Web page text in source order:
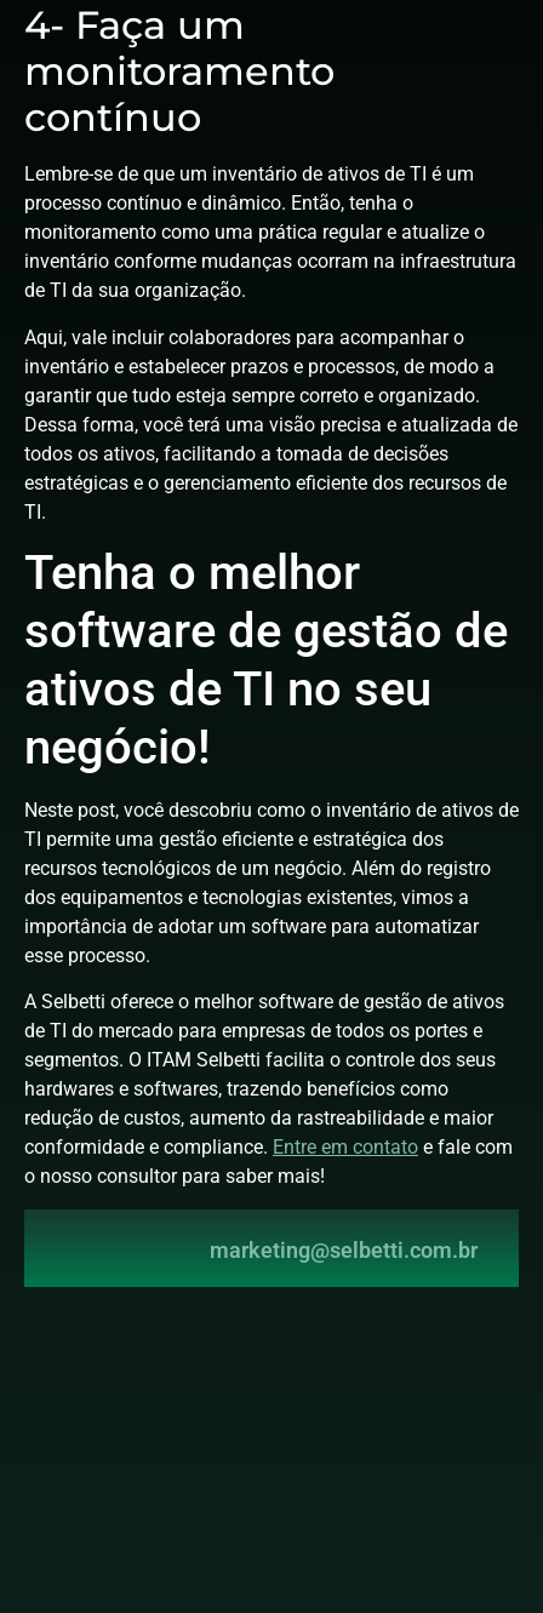
4- Faça um
monitoramento
contínuo
Lembre-se de que um inventário de ativos de TI é um
processo contínuo e dinâmico. Então, tenha o
monitoramento como uma prática regular e atualize o
inventário conforme mudanças ocorram na infraestrutura
de TI da sua organização.
Aqui, vale incluir colaboradores para acompanhar o
inventário e estabelecer prazos e processos, de modo a
garantir que tudo esteja sempre correto e organizado.
Dessa forma, você terá uma visão precisa e atualizada de
todos os ativos, facilitando a tomada de decisões
estratégicas e o gerenciamento eficiente dos recursos de
TI.
Tenha o melhor
software de gestão de
ativos de TI no seu
negócio!
Neste post, você descobriu como o inventário de ativos de
TI permite uma gestão eficiente e estratégica dos
recursos tecnológicos de um negócio. Além do registro
dos equipamentos e tecnologias existentes, vimos a
importância de adotar um software para automatizar
esse processo.
A Selbetti oferece o melhor software de gestão de ativos
de TI do mercado para empresas de todos os portes e
segmentos. O ITAM Selbetti facilita o controle dos seus
hardwares e softwares, trazendo benefícios como
redução de custos, aumento da rastreabilidade e maior
conformidade e compliance. Entre em contato e fale com
o nosso consultor para saber mais!
marketing@selbetti.com.br